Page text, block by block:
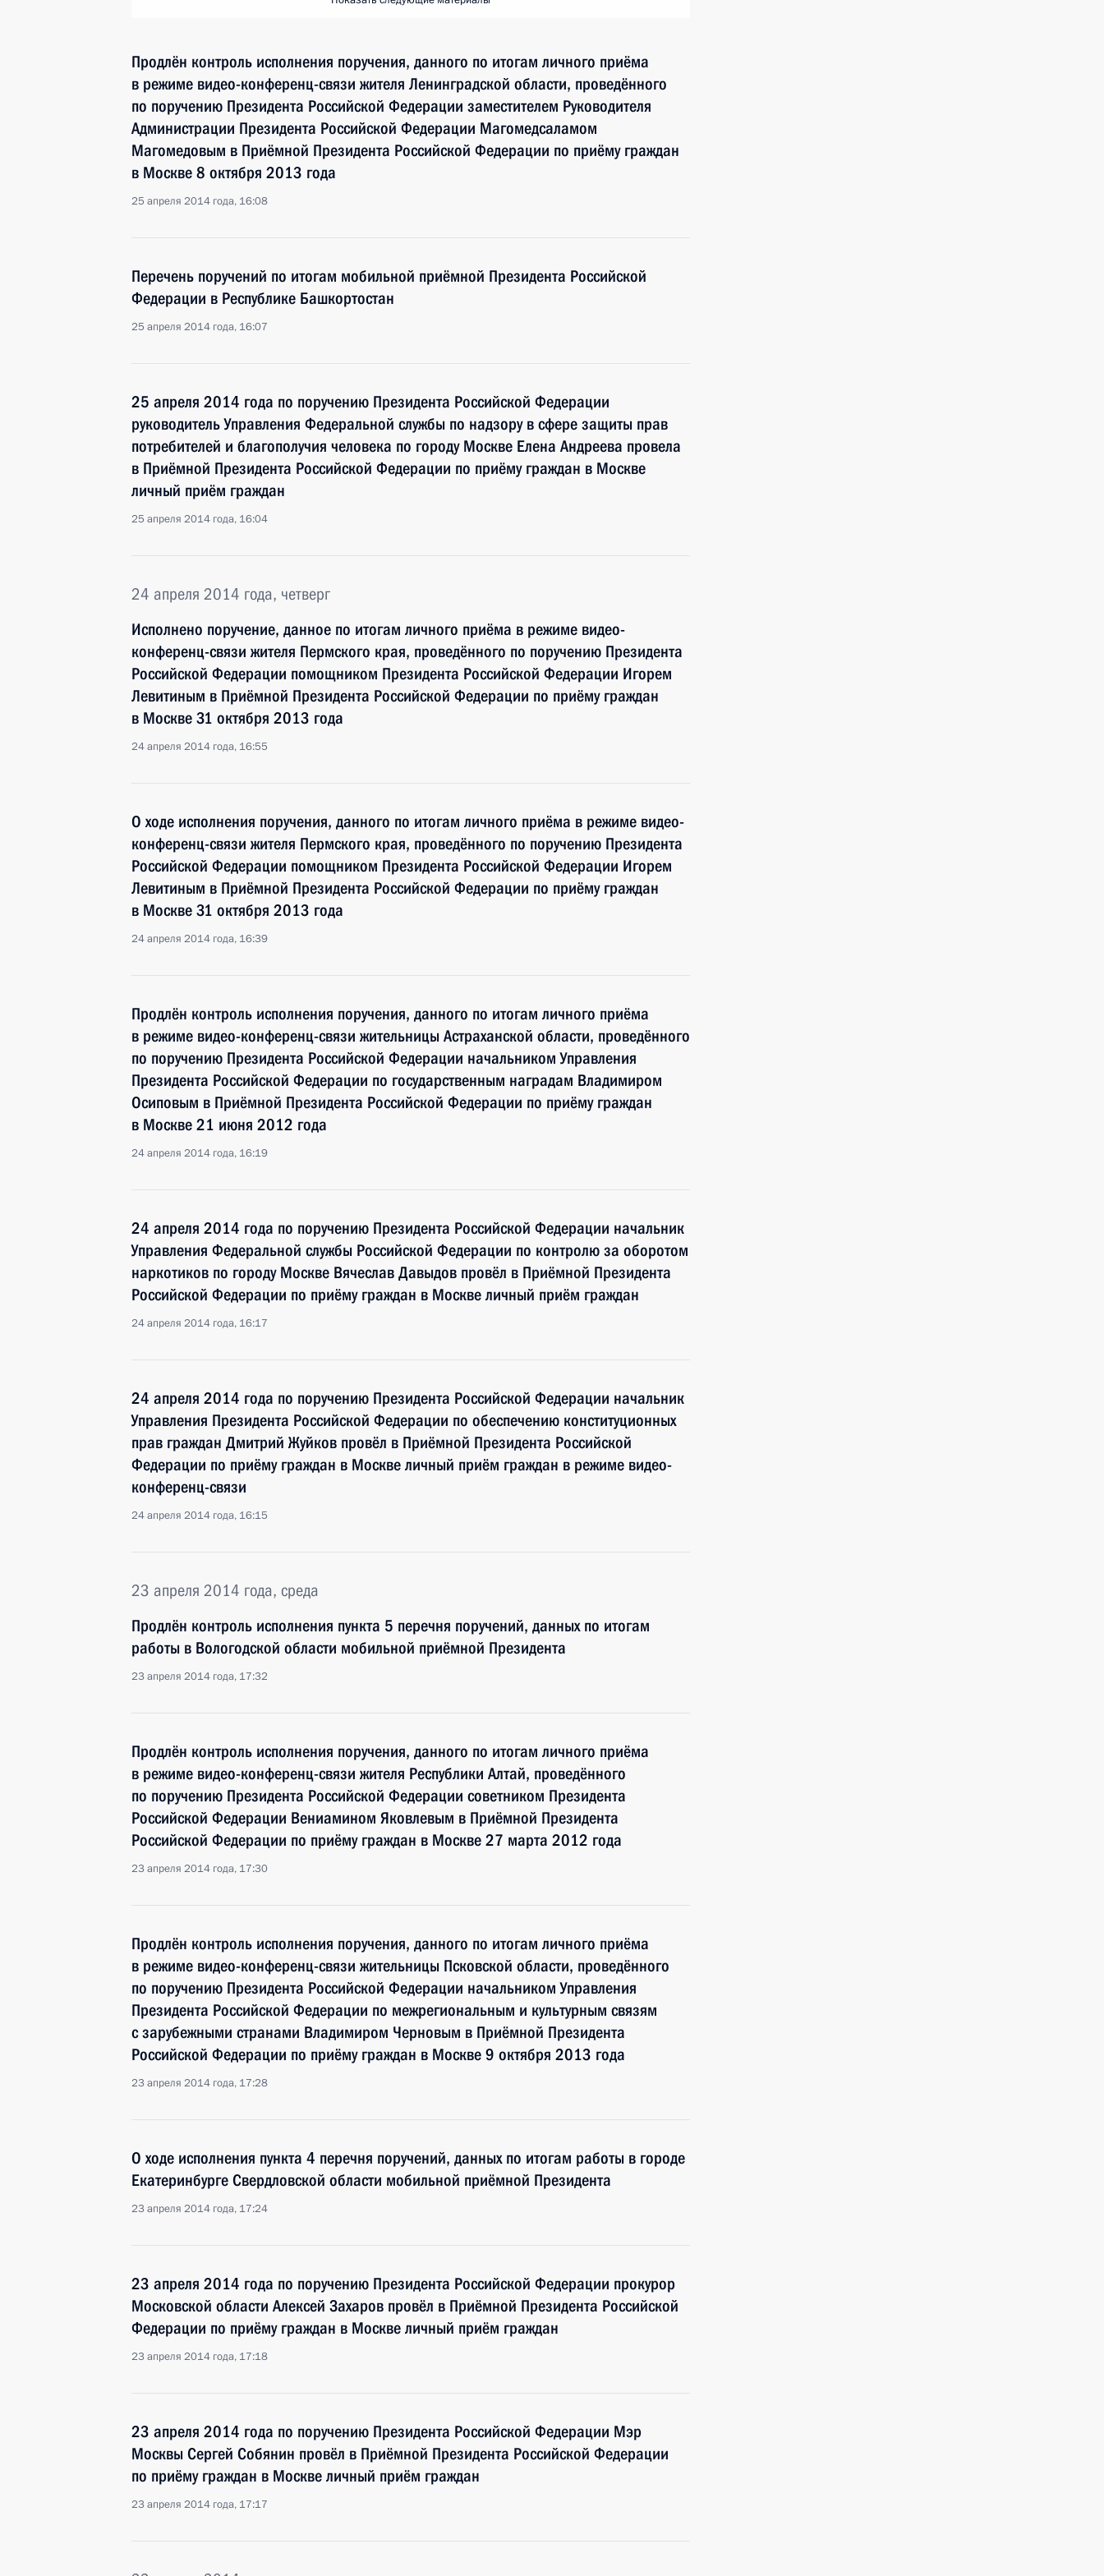
Продлён контроль исполнения поручения, данного по итогам личного приёма
в режиме видео-конференц-связи жителя Ленинградской области, проведённого
по поручению Президента Российской Федерации заместителем Руководителя
Администрации Президента Российской Федерации Магомедсаламом
Магомедовым в Приёмной Президента Российской Федерации по приёму граждан
в Москве 8 октября 2013 года
25 апреля 2014 года, 16:08
Перечень поручений по итогам мобильной приёмной Президента Российской
Федерации в Республике Башкортостан
25 апреля 2014 года, 16:07
25 апреля 2014 года по поручению Президента Российской Федерации
руководитель Управления Федеральной службы по надзору в сфере защиты прав
потребителей и благополучия человека по городу Москве Елена Андреева провела
в Приёмной Президента Российской Федерации по приёму граждан в Москве
личный приём граждан
25 апреля 2014 года, 16:04
24 апреля 2014 года, четверг
Исполнено поручение, данное по итогам личного приёма в режиме видео-
конференц-связи жителя Пермского края, проведённого по поручению Президента
Российской Федерации помощником Президента Российской Федерации Игорем
Левитиным в Приёмной Президента Российской Федерации по приёму граждан
в Москве 31 октября 2013 года
24 апреля 2014 года, 16:55
О ходе исполнения поручения, данного по итогам личного приёма в режиме видео-
конференц-связи жителя Пермского края, проведённого по поручению Президента
Российской Федерации помощником Президента Российской Федерации Игорем
Левитиным в Приёмной Президента Российской Федерации по приёму граждан
в Москве 31 октября 2013 года
24 апреля 2014 года, 16:39
Продлён контроль исполнения поручения, данного по итогам личного приёма
в режиме видео-конференц-связи жительницы Астраханской области, проведённого
по поручению Президента Российской Федерации начальником Управления
Президента Российской Федерации по государственным наградам Владимиром
Осиповым в Приёмной Президента Российской Федерации по приёму граждан
в Москве 21 июня 2012 года
24 апреля 2014 года, 16:19
24 апреля 2014 года по поручению Президента Российской Федерации начальник
Управления Федеральной службы Российской Федерации по контролю за оборотом
наркотиков по городу Москве Вячеслав Давыдов провёл в Приёмной Президента
Российской Федерации по приёму граждан в Москве личный приём граждан
24 апреля 2014 года, 16:17
24 апреля 2014 года по поручению Президента Российской Федерации начальник
Управления Президента Российской Федерации по обеспечению конституционных
прав граждан Дмитрий Жуйков провёл в Приёмной Президента Российской
Федерации по приёму граждан в Москве личный приём граждан в режиме видео-
конференц-связи
24 апреля 2014 года, 16:15
23 апреля 2014 года, среда
Продлён контроль исполнения пункта 5 перечня поручений, данных по итогам
работы в Вологодской области мобильной приёмной Президента
23 апреля 2014 года, 17:32
Продлён контроль исполнения поручения, данного по итогам личного приёма
в режиме видео-конференц-связи жителя Республики Алтай, проведённого
по поручению Президента Российской Федерации советником Президента
Российской Федерации Вениамином Яковлевым в Приёмной Президента
Российской Федерации по приёму граждан в Москве 27 марта 2012 года
23 апреля 2014 года, 17:30
Продлён контроль исполнения поручения, данного по итогам личного приёма
в режиме видео-конференц-связи жительницы Псковской области, проведённого
по поручению Президента Российской Федерации начальником Управления
Президента Российской Федерации по межрегиональным и культурным связям
с зарубежными странами Владимиром Черновым в Приёмной Президента
Российской Федерации по приёму граждан в Москве 9 октября 2013 года
23 апреля 2014 года, 17:28
О ходе исполнения пункта 4 перечня поручений, данных по итогам работы в городе
Екатеринбурге Свердловской области мобильной приёмной Президента
23 апреля 2014 года, 17:24
23 апреля 2014 года по поручению Президента Российской Федерации прокурор
Московской области Алексей Захаров провёл в Приёмной Президента Российской
Федерации по приёму граждан в Москве личный приём граждан
23 апреля 2014 года, 17:18
23 апреля 2014 года по поручению Президента Российской Федерации Мэр
Москвы Сергей Собянин провёл в Приёмной Президента Российской Федерации
по приёму граждан в Москве личный приём граждан
23 апреля 2014 года, 17:17